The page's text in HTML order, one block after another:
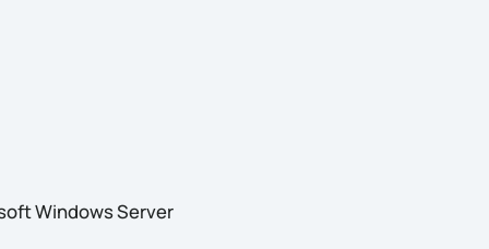
Windows Server